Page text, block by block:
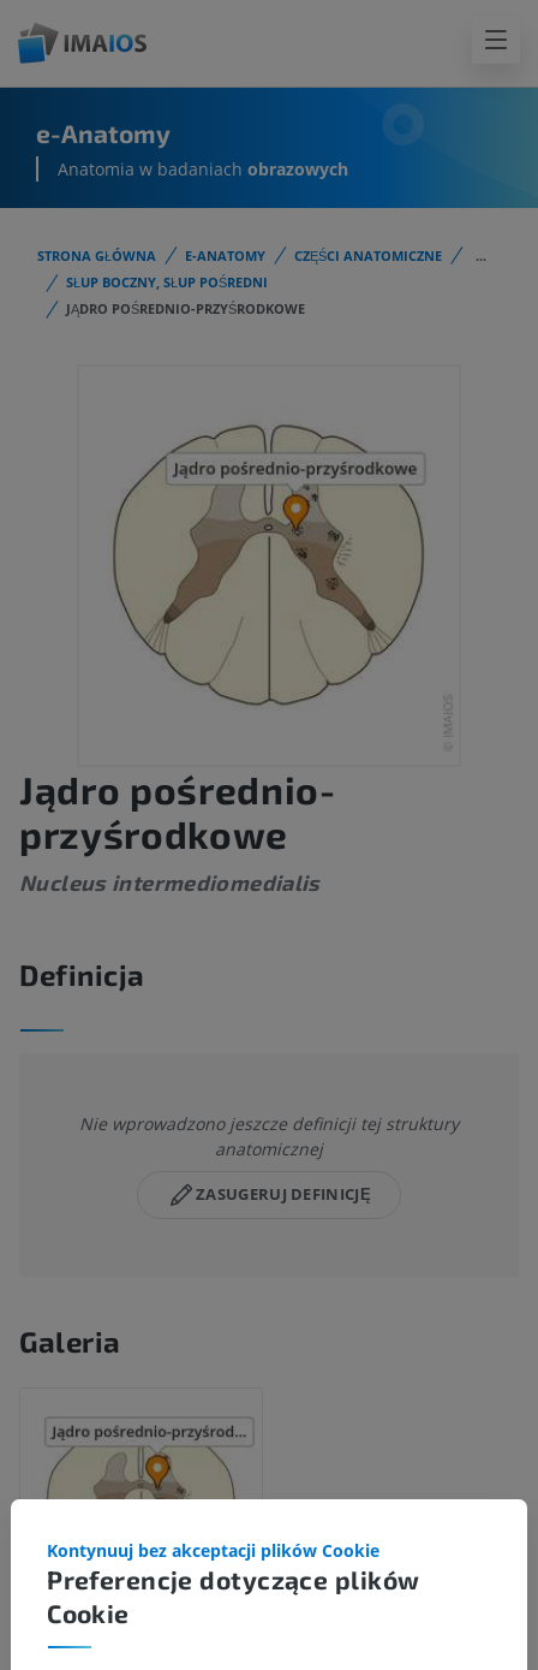
e-Anatomy
Anatomia w badaniach obrazowych
STRONA GŁÓWNA E-ANATOMY CZĘŚCI ANATOMICZNE
...
SŁUP BOCZNY, SŁUP POŚREDNI
JĄDRO POŚREDNIO-PRZYŚRODKOWE
Jądro pośrednio-
przyśrodkowe
Nucleus intermediomedialis
Definicja
Nie wprowadzono jeszcze definicji tej struktury
anatomicznej
ZASUGERUJ DEFINICJĘ
Galeria
Preferencje dotyczące plików
Cookie
Kontynuuj bez akceptacji plików Cookie